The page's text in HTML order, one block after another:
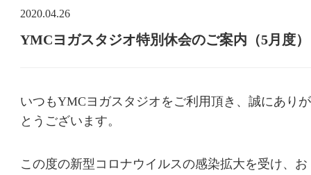
2020.04.26
YMCヨガスタジオ特別休会のご案内（5月度）
いつもYMCヨガスタジオをご利用頂き、誠にありが
とうございます。
この度の新型コロナウイルスの感染拡大を受け、お